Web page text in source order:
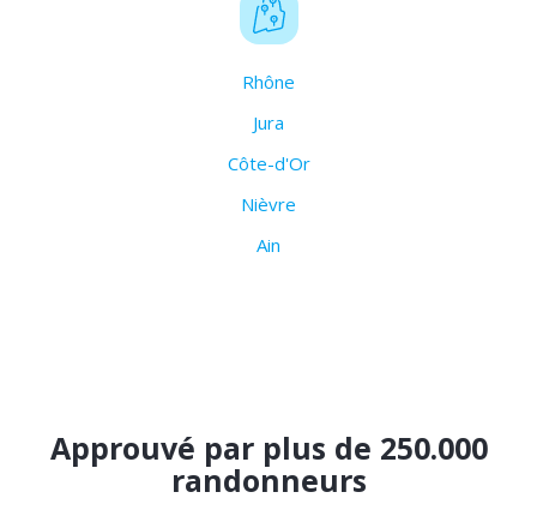
Rhône
Jura
Côte-d'Or
Nièvre
Ain
Approuvé par plus de 250.000
randonneurs